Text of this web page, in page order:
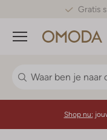
Gratis
Menu
Shop nu: